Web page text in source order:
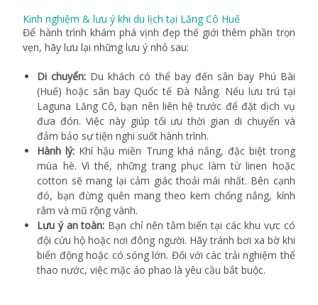
Kinh nghiệm & lưu ý khi du lịch tại Lăng Cô Huế
Để hành trình khám phá vịnh đẹp thế giới thêm phần trọn
vẹn, hãy lưu lại những lưu ý nhỏ sau:
Di chuyển: Du khách có thể bay đến sân bay Phú Bài
(Huế) hoặc sân bay Quốc tế Đà Nẵng. Nếu lưu trú tại
Laguna Lăng Cô, bạn nên liên hệ trước để đặt dịch vụ
đưa đón. Việc này giúp tối ưu thời gian di chuyển và
đảm bảo sự tiện nghi suốt hành trình.
Hành lý: Khí hậu miền Trung khá nắng, đặc biệt trong
mùa hè. Vì thế, những trang phục làm từ linen hoặc
cotton sẽ mang lại cảm giác thoải mái nhất. Bên cạnh
đó, bạn đừng quên mang theo kem chống nắng, kính
râm và mũ rộng vành.
Lưu ý an toàn: Bạn chỉ nên tắm biển tại các khu vực có
đội cứu hộ hoặc nơi đông người. Hãy tránh bơi xa bờ khi
biển động hoặc có sóng lớn. Đối với các trải nghiệm thể
thao nước, việc mặc áo phao là yêu cầu bắt buộc.